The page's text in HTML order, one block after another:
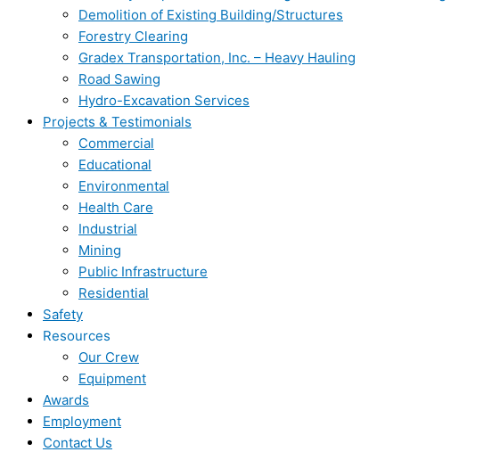
Demolition of Existing Building/Structures
Forestry Clearing
Gradex Transportation, Inc. – Heavy Hauling
Road Sawing
Hydro-Excavation Services
Projects & Testimonials
Commercial
Educational
Environmental
Health Care
Industrial
Mining
Public Infrastructure
Residential
Safety
Resources
Our Crew
Equipment
Awards
Employment
Contact Us